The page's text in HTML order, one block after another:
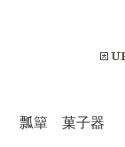
瓢簞 菓子器